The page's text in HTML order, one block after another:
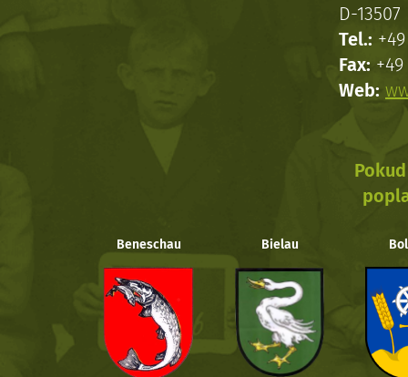
D-
Tel.:
Fax:
Web:
Beneschau Bielau